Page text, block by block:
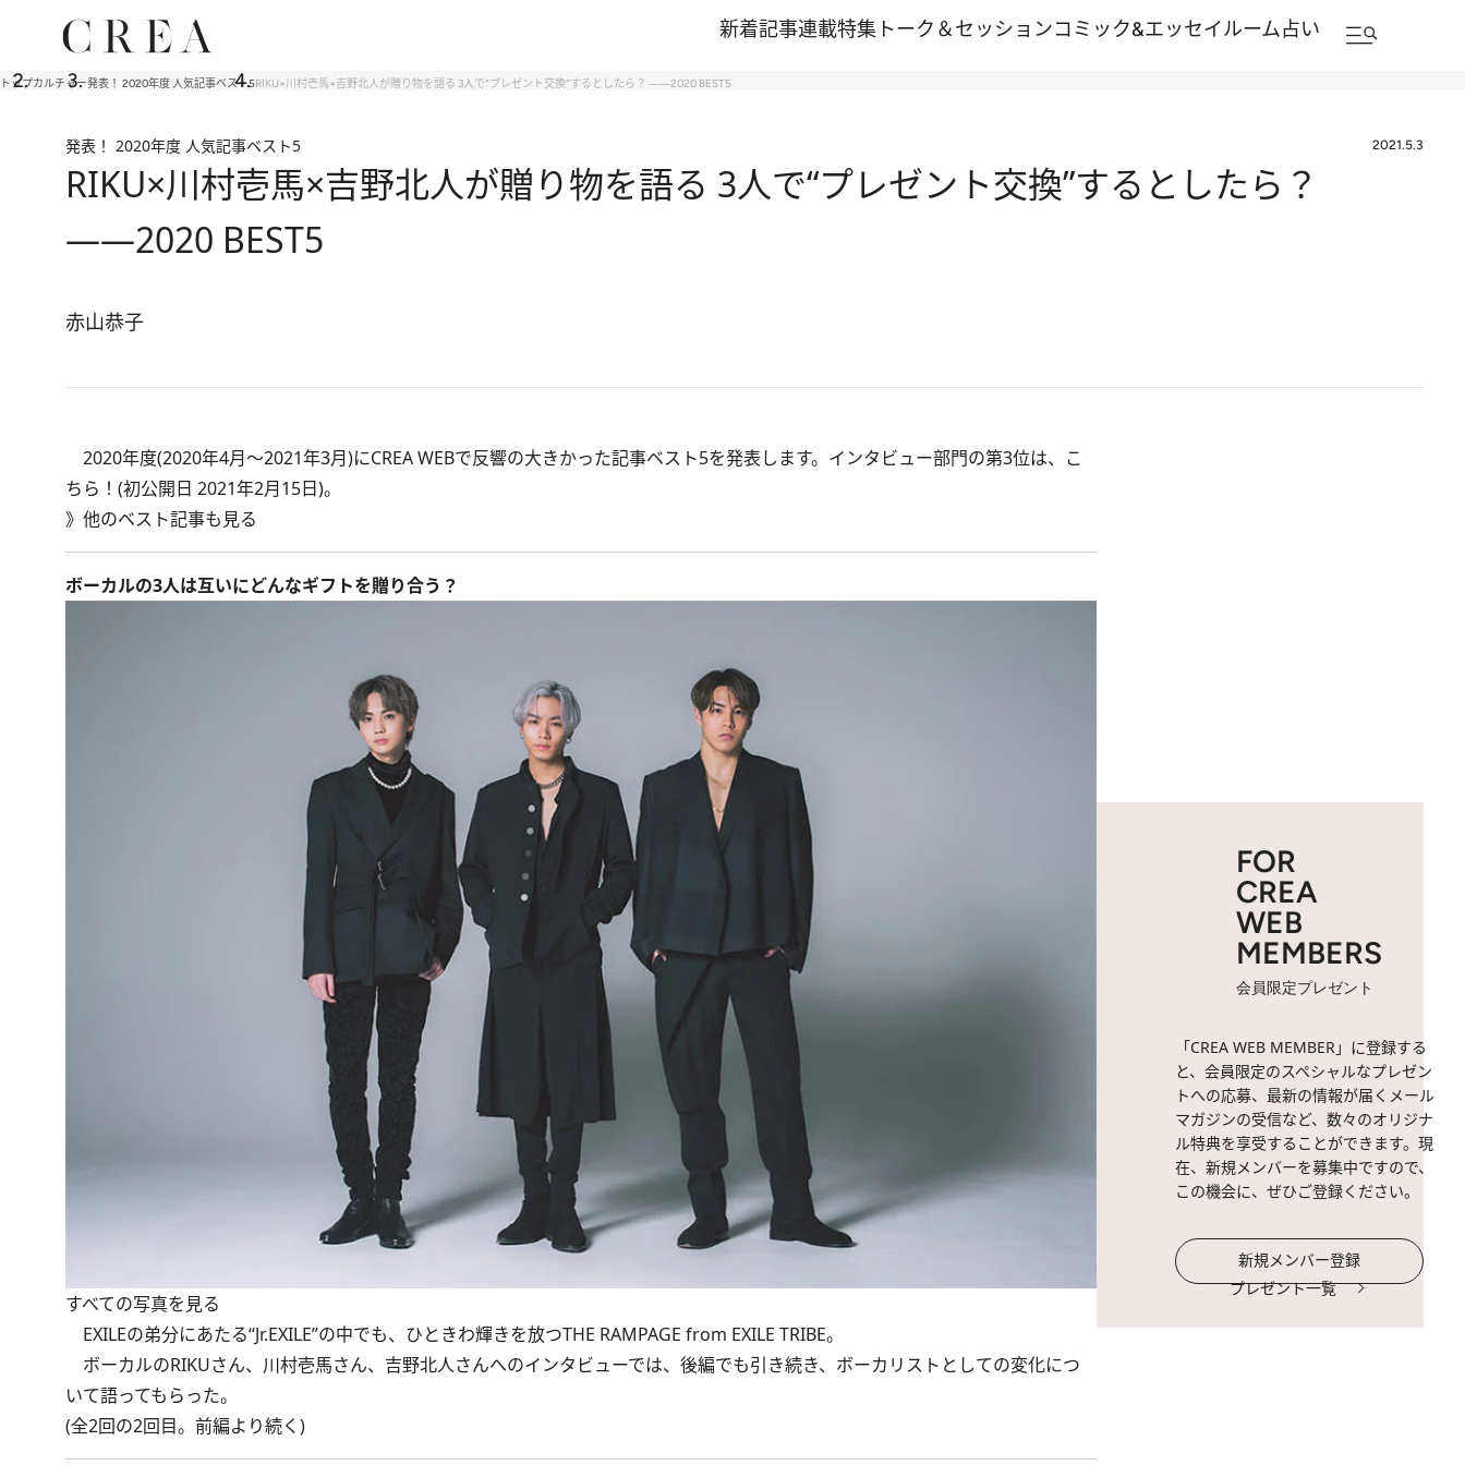
新着記事連載特集 トーク＆セッションコミック&エッセイルーム占い
トップカルチャー発表！ 2020年度 人気記事ベスト5RIKU×川村壱馬×吉野北人が贈り物を語る 3人で“プレゼント交換”するとしたら？ ――2020 BEST5
発表！ 2020年度 人気記事ベスト5 2021.5.3
RIKU×川村壱馬×吉野北人が贈り物を語る 3人で“プレゼント交換”するとしたら？
――2020 BEST5
赤山恭子
2020年度(2020年4月～2021年3月)にCREA WEBで反響の大きかった記事ベスト5を発表します。インタビュー部門の第3位は、こ
ちら！(初公開日 2021年2月15日)。
》 他のベスト記事も見る
ボーカルの3人は互いにどんなギフトを贈り合う？
すべての写真を見る
EXILEの弟分にあたる“Jr.EXILE”の中でも、ひときわ輝きを放つTHE RAMPAGE from EXILE TRIBE。
ボーカルのRIKUさん、川村壱馬さん、吉野北人さんへのインタビューでは、後編でも引き続き、ボーカリストとしての変化につ
いて語ってもらった。
(全2回の2回目。 前編より続く)
FOR
CREA
WEB
MEMBERS
会員限定プレゼント
「CREA WEB MEMBER」に登録する
と、会員限定のスペシャルなプレゼン
トへの応募、最新の情報が届くメール
マガジンの受信など、数々のオリジナ
ル特典を享受することができます。現
在、新規メンバーを募集中ですので、
この機会に、ぜひご登録ください。
新規メンバー登録
プレゼント一覧